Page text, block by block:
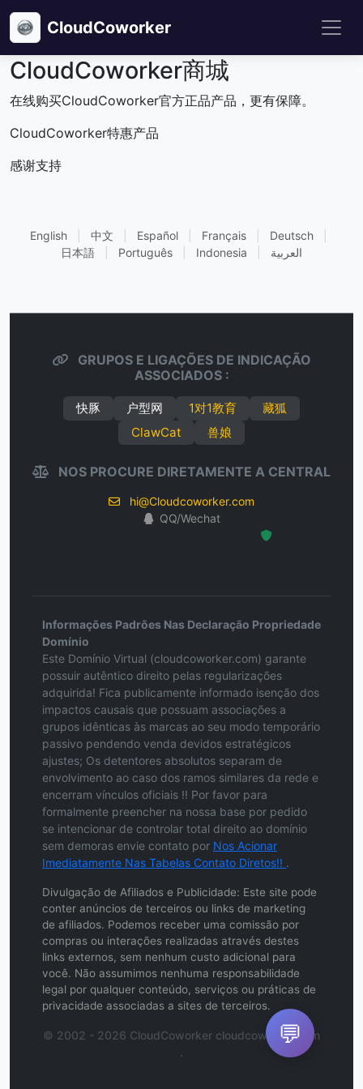
CloudCoworker
CloudCoworker商城
在线购买CloudCoworker官方正品产品，更有保障。
CloudCoworker特惠产品
感谢支持
English 中文 Español Français Deutsch
日本語
Português Indonesia العربية
GRUPOS E LIGAÇÕES DE INDICAÇÃO
ASSOCIADOS :
快豚 户型网 1对1教育
藏狐
ClawCat
兽娘
NOS PROCURE DIRETAMENTE A CENTRAL
hi@Cloudcoworker.com
QQ/Wechat
Informações Padrões Nas Declaração Propriedade
Domínio
Este Domínio Virtual (cloudcoworker.com) garante
possuir autêntico direito pelas regularizações
adquirida! Fica publicamente informado isenção dos
impactos causais que possuam associações a
grupos idênticas às marcas ao seu modo temporário
passivo pendendo venda devidos estratégicos
ajustes; Os detentores absolutos separam de
envolvimento ao caso dos ramos similares da rede e
encerram vínculos oficiais !! Por favor para
formalmente preencher na nossa base por pedido
se intencionar de controlar total direito ao domínio
sem demoras envie contato por Nos Acionar
Imediatamente Nas Tabelas Contato Diretos!! .
Divulgação de Afiliados e Publicidade: Este site pode
conter anúncios de terceiros ou links de marketing
de afiliados. Podemos receber uma comissão por
compras ou interações realizadas através destes
links externos, sem nenhum custo adicional para
você. Não assumimos nenhuma responsabilidade
legal por qualquer conteúdo, serviços ou práticas de
privacidade associadas a sites de terceiros.
© 2002 - 2026 CloudCoworker cloudcoworker.com
.
💬